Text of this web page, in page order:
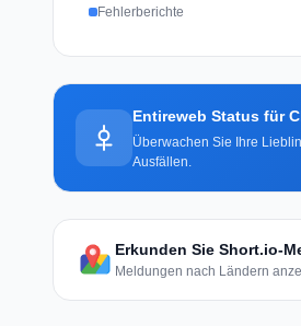
Fehlerberichte
Entireweb Status für
Überwachen Sie Ihre
Ausfällen.
Erkunden Sie Short.io-
Meldungen nach Ländern